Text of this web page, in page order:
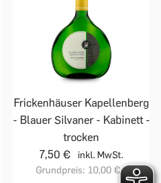
Frickenhäuser Kapellenberg
- Blauer Silvaner - Kabinett -
trocken
7,50 €
inkl. MwSt.
Grundpreis: 10,00 €/l